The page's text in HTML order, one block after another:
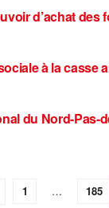
d’achat des
à la casse
du Nord-Pas-
1 … 185